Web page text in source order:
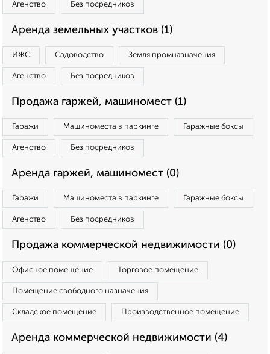
Агенство Без посредников
Аренда земельных участков (1)
ИЖС Садоводство Земля промназначения
Агенство Без посредников
Продажа гаржей, машиномест (1)
Гаражи Машиноместа в паркинге Гаражные боксы
Агенство Без посредников
Аренда гаржей, машиномест (0)
Гаражи Машиноместа в паркинге Гаражные боксы
Агенство Без посредников
Продажа коммерческой недвижимости (0)
Офисное помещение Торговое помещение
Помещение свободного назначения
Складское помещение Производственное помещение
Аренда коммерческой недвижимости (4)